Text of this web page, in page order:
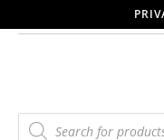
Products
search